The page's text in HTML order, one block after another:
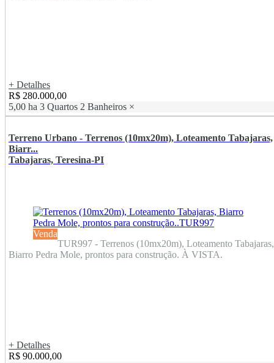
+ Detalhes
R$ 280.000,00
5,00 ha 3 Quartos 2 Banheiros ×
Terreno Urbano - Terrenos (10mx20m), Loteamento Tabajaras,
Biarr...
Tabajaras, Teresina-PI
Venda
TUR997 - Terrenos (10mx20m), Loteamento Tabajaras,
Biarro Pedra Mole, prontos para construção. À VISTA.
+ Detalhes
R$ 90.000,00